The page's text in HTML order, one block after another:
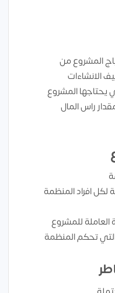
المشروع من
الانشاءات
يحتاجها المشروع
راس المال
لكل افراد المنظمة
العاملة للمشروع
التي تحكم المنظمة